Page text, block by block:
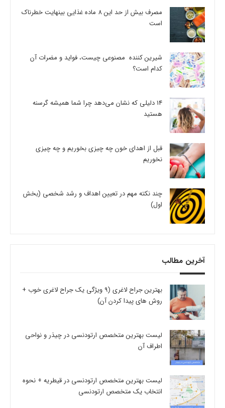
مصرف بیش از حد این 8 ماده غذایی بینهایت خطرناک
است
شیرین کننده مصنوعی چیست، فواید و مضرات آن
کدام است؟
14 دلیلی که نشان می‌دهد چرا شما همیشه گرسنه
هستید
قبل از اهدای خون چه چیزی بخوریم و چه چیزی
نخوریم
چند نکته مهم در تعیین اهداف و رشد شخصی (بخش
اول)
آخرین مطالب
بهترین جراح لاغری (9 ویژگی یک جراح لاغری خوب +
روش های پیدا کردن آن)
لیست بهترین متخصص ارتودنسی در چیذر و نواحی
اطراف آن
لیست بهترین متخصص ارتودنسی در قیطریه + نحوه
انتخاب یک متخصص ارتودنسی